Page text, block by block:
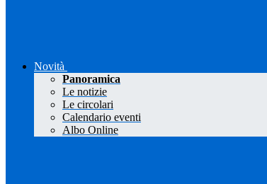
Novità
Panoramica
Le notizie
Le circolari
Calendario eventi
Albo Online